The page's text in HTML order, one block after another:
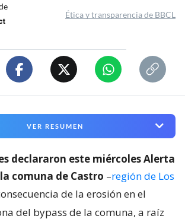
Ética y transparencia de BBCL
VER RESUMEN
declararon este miércoles Alerta
comuna de Castro –región de Los
de la erosión en el
del bypass de la comuna, a raíz